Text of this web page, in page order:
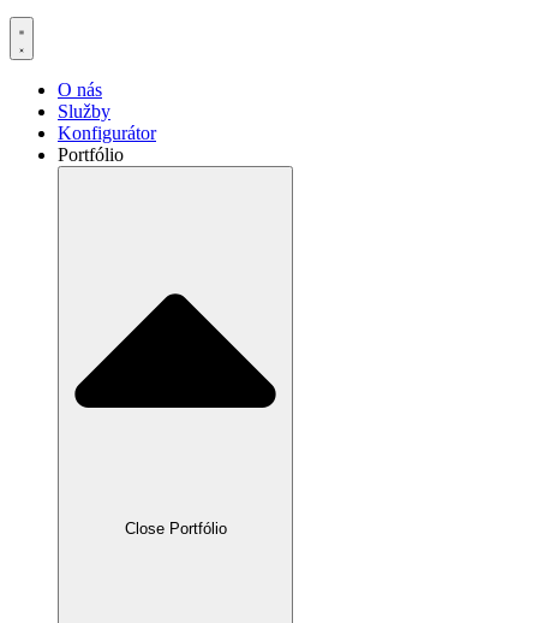
O nás
Služby
Konfigurátor
Portfólio
Close Portfólio